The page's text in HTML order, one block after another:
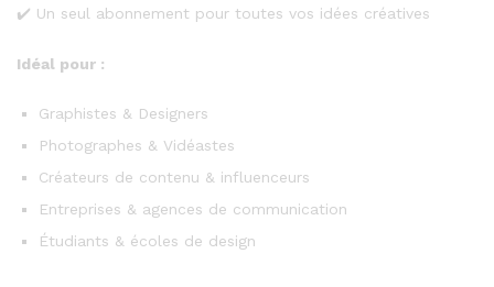
✔️ Un seul abonnement pour toutes vos idées créatives
Idéal pour :
Graphistes & Designers
Photographes & Vidéastes
Créateurs de contenu & influenceurs
Entreprises & agences de communication
Étudiants & écoles de design